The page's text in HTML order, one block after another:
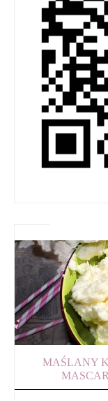
MAŚLANY